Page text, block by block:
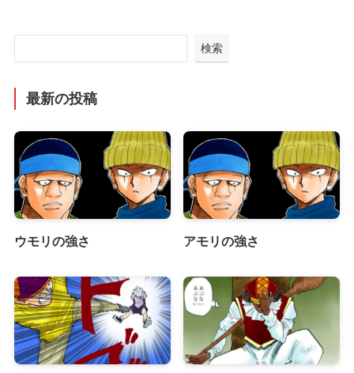
検索
最新の投稿
ウモリの強さ アモリの強さ